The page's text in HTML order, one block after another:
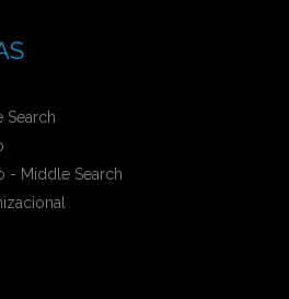
Search
- Middle Search